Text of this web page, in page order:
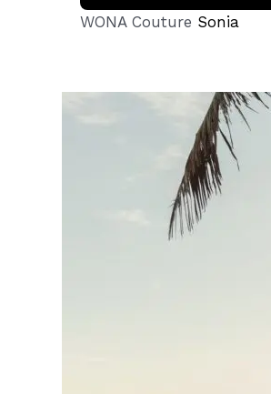
WONA Couture Sonia